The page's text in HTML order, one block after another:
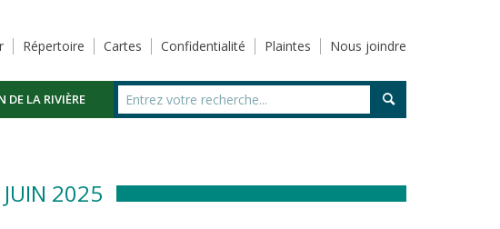
Répertoire Cartes Confidentialité Plaintes Nous joindre
DE LA RIVIÈRE
2025